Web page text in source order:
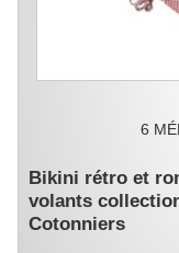
6
Bikini rétro et
volants
Cotonniers